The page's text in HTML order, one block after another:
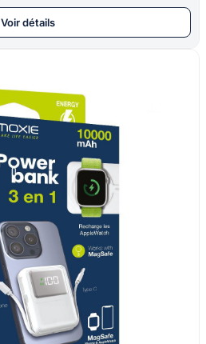
Voir détails